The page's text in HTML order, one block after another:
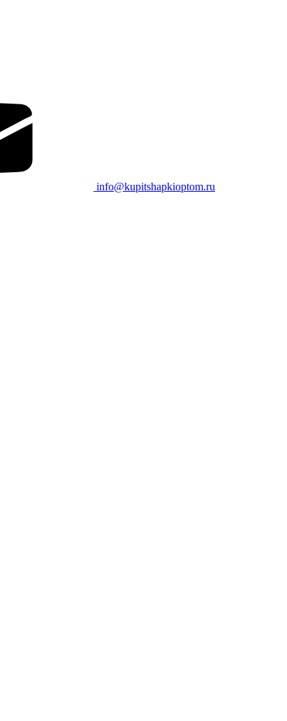
info@kupitshapkioptom.ru